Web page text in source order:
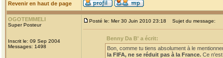
Revenir en haut de page
OGOTEMMELI
Super Posteur
Inscrit le: 09 Sep 2004
Messages: 1498
Posté le: Mer 30 Juin 2010 23:18 Sujet du message:
Benny Da B' a écrit:
Bon, comme tu tiens absolument à le
la FIFA, ne se réduit pas à la France. Ce